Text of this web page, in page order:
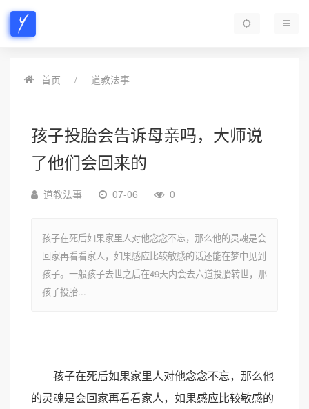
首页 道教法事
孩子投胎会告诉母亲吗，大师说
了他们会回来的
道教法事 07-06 0
孩子在死后如果家里人对他念念不忘，那么他的灵魂是会
回家再看看家人，如果感应比较敏感的话还能在梦中见到
孩子。一般孩子去世之后在49天内会去六道投胎转世，那
孩子投胎...
孩子在死后如果家里人对他念念不忘，那么他
的灵魂是会回家再看看家人，如果感应比较敏感的